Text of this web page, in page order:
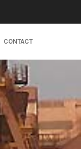
CONTACT